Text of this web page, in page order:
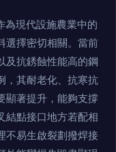
為現代設施農業中的
選擇密切相關。當前
及抗銹蝕性能高的鋼
，其耐老化、抗寒抗
顯著提升，能夠支撐
結點接口地方若配相
不易生啟裂劃撥焊接